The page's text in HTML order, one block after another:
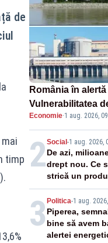
de
timp
România în alertă
Vulnerabilitatea
pune în pericol
cunoscută de pe
Economie·1 aug. 2026,
2Social-1 aug. 2026,
De azi,
drept nou. Ce
strică un
3 Politica-1 aug.
Piperea,
bine să avem
alertei